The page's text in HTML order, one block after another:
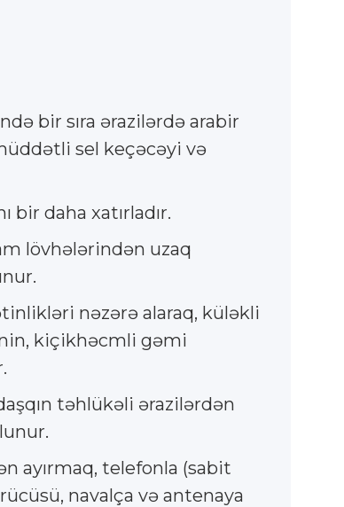
bir sıra ərazilərdə arabir
sel keçəcəyi və
bir daha xatırladır.
lövhələrindən uzaq
nəzərə alaraq, küləkli
kiçikhəcmli gəmi
təhlükəli ərazilərdən
ayırmaq, telefonla (sabit
navalça və antenaya